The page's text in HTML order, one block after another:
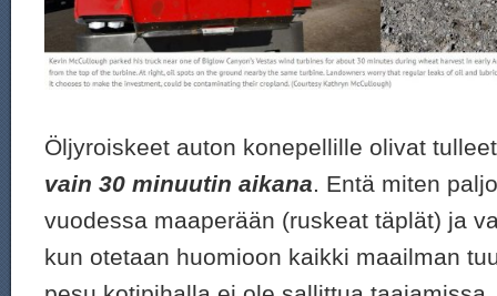
Öljyroiskeet auton konepellille olivat
vain 30 minuutin aikana. Entä miten
vuodessa maaperään (ruskeat täplät) ja
kun otetaan huomioon kaikki maailman